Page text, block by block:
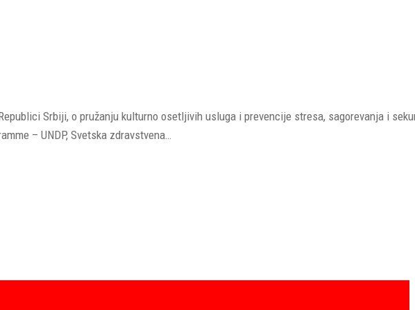
Srbiji, o pružanju kulturno osetljivih usluga i prevencije stresa, sagorevanja i
– UNDP, Svetska zdravstvena…